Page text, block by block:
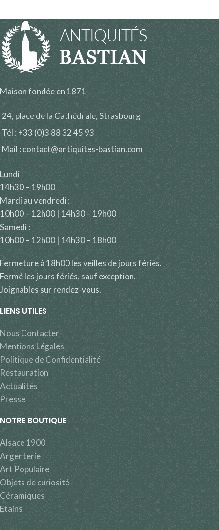
Maison fondée en 1871
24, place de la Cathédrale, Strasbourg
Tél : +33 (0)3 88 32 45 93
Mail : contact@antiquites-bastian.com
Lundi :
14h30 – 19h00
Mardi au vendredi :
10h00 – 12h00 | 14h30 – 19h00
Samedi :
10h00 – 12h00 | 14h30 – 18h00
Fermeture à 18h00 les veilles de jours fériés.
Fermé les jours fériés, sauf exception.
Joignables sur rendez-vous.
LIENS UTILES
Nous Contacter
Mentions Légales
Politique de Confidentialité
Restauration
Actualités
Presse
NOTRE BOUTIQUE
Alsace 1900
Argenterie
Art Populaire
Objets de curiosité
Céramiques
Etains